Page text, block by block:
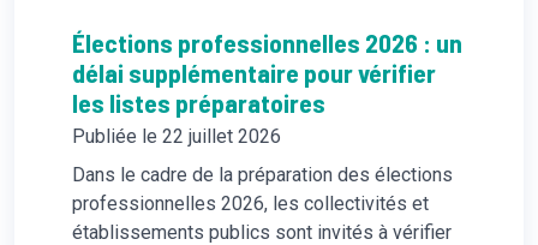
Élections professionnelles 2026 : un
délai supplémentaire pour vérifier
les listes préparatoires
Publiée le 22 juillet 2026
Dans le cadre de la préparation des élections
professionnelles 2026, les collectivités et
établissements publics sont invités à vérifier